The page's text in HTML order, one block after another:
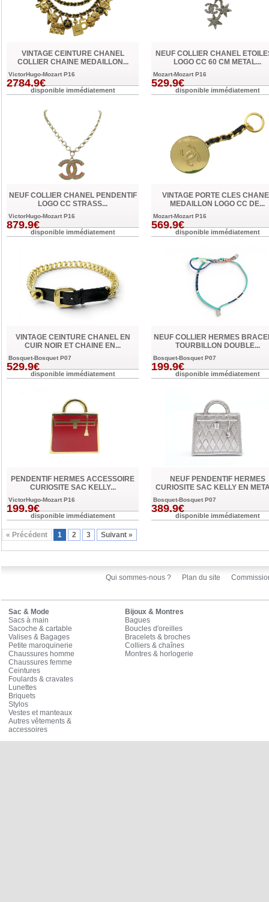
VINTAGE CEINTURE CHANEL
COLLIER CHAINE MEDAILLON...
VictorHugo-Mozart P16
2784.9€
disponible immédiatement
NEUF COLLIER CHANEL
LOGO CC 60 CM METAL...
Mozart-Mozart P16
529.9€
disponible immédiatement
NEUF COLLIER CHANEL PENDENTIF
LOGO CC STRASS...
VictorHugo-Mozart P16
879.9€
disponible immédiatement
VINTAGE PORTE CLES
MEDAILLON LOGO CC DE...
Mozart-Mozart P16
569.9€
disponible immédiatement
VINTAGE CEINTURE CHANEL EN
CUIR NOIR ET CHAINE EN...
Bosquet-Bosquet P07
529.9€
disponible immédiatement
NEUF COLLIER HERMES
TOURBILLON DOUBLE...
Bosquet-Bosquet P07
199.9€
disponible immédiatement
PENDENTIF HERMES ACCESSOIRE
CURIOSITE SAC KELLY...
VictorHugo-Mozart P16
199.9€
disponible immédiatement
NEUF PENDENTIF HERMES
CURIOSITE SAC KELLY EN
Bosquet-Bosquet P07
389.9€
disponible immédiatement
« Précédent 1 2 3 Suivant »
Qui sommes-nous ? Plan du site
Sac & Mode
Sacs à main
Sacoche & cartable
Valises & Bagages
Petite maroquinerie
Chaussures homme
Chaussures femme
Ceintures
Foulards & cravates
Lunettes
Briquets
Stylos
Vestes et manteaux
Autres vêtements &
accessoires
Bijoux & Montres
Bagues
Boucles d'oreilles
Bracelets & broches
Colliers & chaînes
Montres & horlogerie